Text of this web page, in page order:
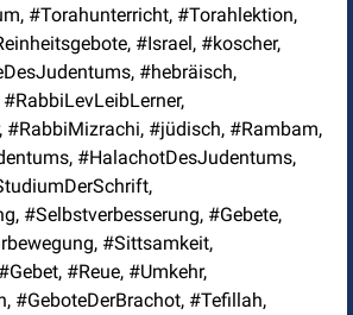
#Torahunterricht, #Torahlektion,
#Israel, #koscher,
#hebräisch,
#RabbiMizrachi, #jüdisch, #Rambam,
#HalachotDesJudentums,
#Selbstverbesserung, #Gebete,
#Sittsamkeit,
#Reue, #Umkehr,
#GeboteDerBrachot, #Tefillah,